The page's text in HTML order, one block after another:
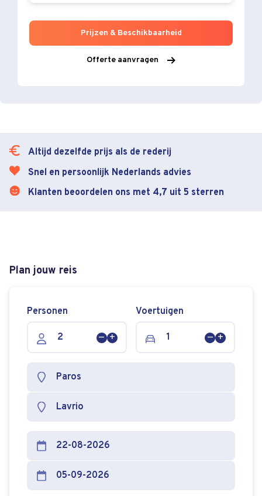
Prijzen & Beschikbaarheid
Offerte aanvragen
Altijd dezelfde prijs als de rederij
Snel en persoonlijk Nederlands advies
Klanten beoordelen ons met 4,7 uit 5 sterren
Plan jouw reis
Personen Voertuigen